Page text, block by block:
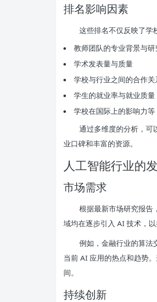
排名影响因素
这些排名不仅反映了学
教师团队的专业背景与
学术发表量与质量
学校与行业之间的合作关
学生的就业率与就业质量
学校在国际上的影响力等
通过多维度的分析，可
业口碑和丰富的资源。
人工智能行业的
市场需求
根据最新市场研究报告
域均在逐步引入 AI 技术，
例如，金融行业的算法
当前 AI 应用的热点和趋势
间。
持续创新